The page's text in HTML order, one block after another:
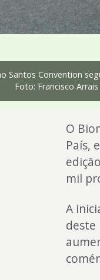
Santos Convention
Foto: Francisco Arrais
O
País,
mil
A
deste